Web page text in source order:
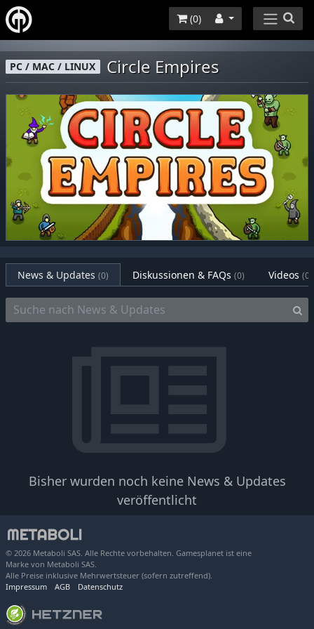
(0)
PC / MAC / LINUX Circle Empires
News & Updates (0) Diskussionen & FAQs (0) Videos (0)
Bisher wurden noch keine News & Updates
veröffentlicht
© 2026 Metaboli SAS. Alle Rechte vorbehalten. Gamesplanet ist eine
Marke von Metaboli SAS.
Alle Preise inklusive Mehrwertsteuer (sofern zutreffend).
Impressum
AGB Datenschutz